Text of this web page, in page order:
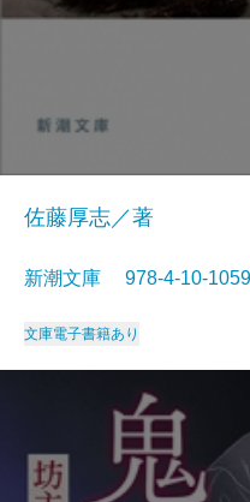
佐藤厚志／著
新潮文庫 978-4-10-
文庫電子書籍あり